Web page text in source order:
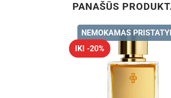
PANAŠŪS
IKI -20%
NEMOKAMAS